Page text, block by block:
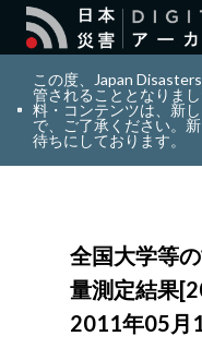
layers
この度、Japan
管されることとなりま
料・コンテンツは、新
で、ご了承ください。
待ちにしております。
全国大学等
量測定結果
2011年05月